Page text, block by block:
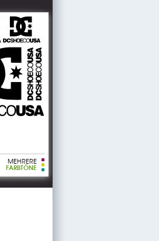
MEHRERE
FARBTÖNE